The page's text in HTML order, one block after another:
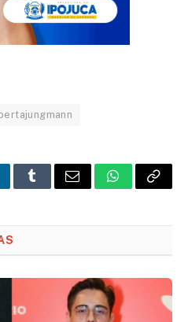
TumblrEmail WhatsApp
Copy